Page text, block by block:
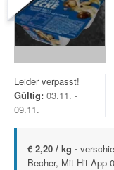
Leider verpasst!
Gültig: 03.11. -
09.11.
€ 2,20 / kg -
Becher, Mit Hit App